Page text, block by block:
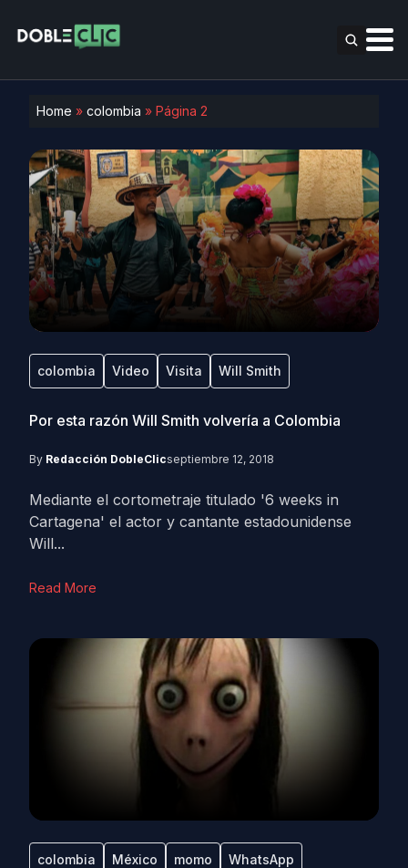
Home » colombia » Página 2
colombia Video Visita Will Smith
Por esta razón Will Smith volvería a Colombia
By Redacción DobleClicseptiembre 12, 2018
Mediante el cortometraje titulado '6 weeks in
Cartagena' el actor y cantante estadounidense
Will...
Read More
colombia México momo WhatsApp